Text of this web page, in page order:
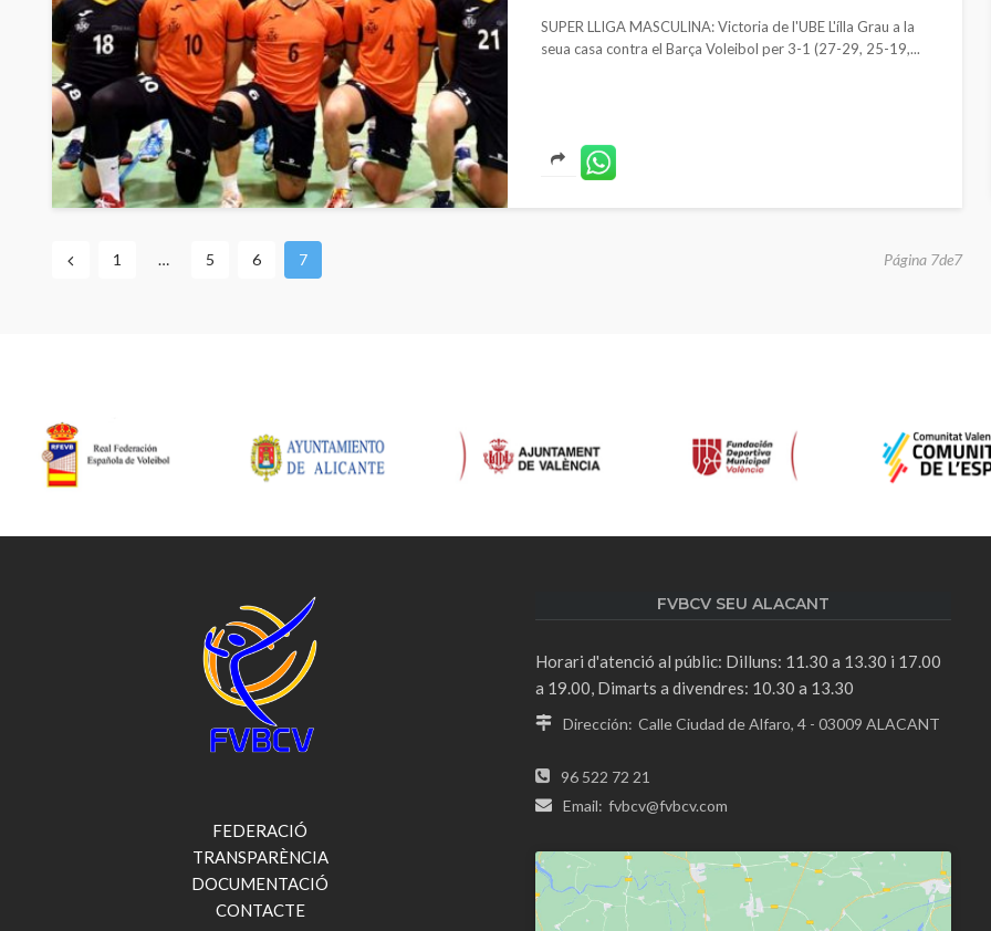
SUPER LLIGA MASCULINA: Victoria de l'UBE L'ílla Grau a la
seua casa contra el Barça Voleibol per 3-1 (27-29, 25-19,...
1 … 5 6 7 Página 7de7
FEDERACIÓ
TRANSPARÈNCIA
DOCUMENTACIÓ
CONTACTE
FVBCV SEU ALACANT
Horari d'atenció al públic: Dilluns: 11.30 a 13.30 i 17.00
a 19.00, Dimarts a divendres: 10.30 a 13.30
Dirección: Calle Ciudad de Alfaro, 4 - 03009 ALACANT
96 522 72 21
Email: fvbcv@fvbcv.com